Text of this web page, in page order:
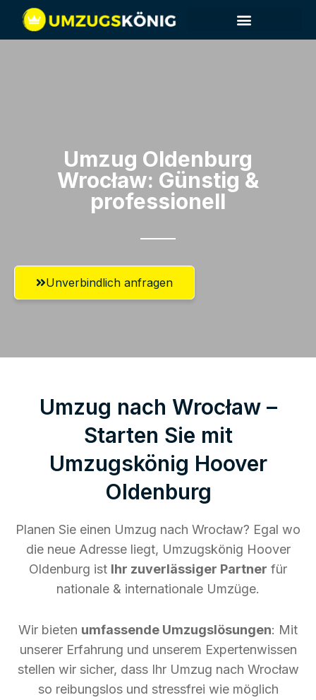
Umzug Oldenburg​
Wrocław: Günstig &
professionell​
Unverbindlich anfragen
Umzug nach Wrocław –
Starten Sie mit
Umzugskönig Hoover
Oldenburg
Planen Sie einen Umzug nach Wrocław? Egal wo
die neue Adresse liegt, Umzugskönig Hoover
Oldenburg ist Ihr zuverlässiger Partner für
nationale & internationale Umzüge.
Wir bieten umfassende Umzugslösungen: Mit
unserer Erfahrung und unserem Expertenwissen
stellen wir sicher, dass Ihr Umzug nach Wrocław
so reibungslos und stressfrei wie möglich